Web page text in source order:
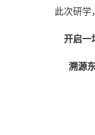
此次研学
开启一
溯源